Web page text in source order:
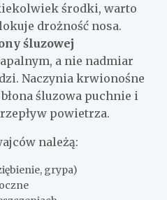
środki, warto
drożność nosa.
śluzowej
a nie nadmiar
Naczynia krwionośne
śluzowa puchnie i
powietrza.
należą:
grypa)